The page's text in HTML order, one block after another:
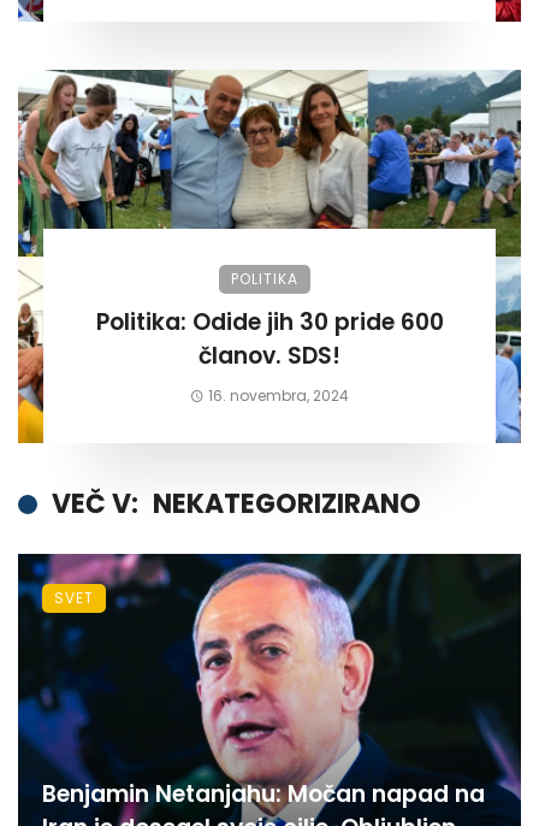
POLITIKA
Politika: Odide jih 30 pride 600
članov. SDS!
16. novembra, 2024
VEČ V: NEKATEGORIZIRANO
Benjamin Netanjahu: Močan napad na
SVET